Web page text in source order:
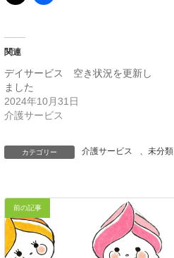
関連
デイサービス 空き状況を更新し
ました
2024年10月31日
介護サービス
カテゴリー 介護サービス 未分類
前の記事